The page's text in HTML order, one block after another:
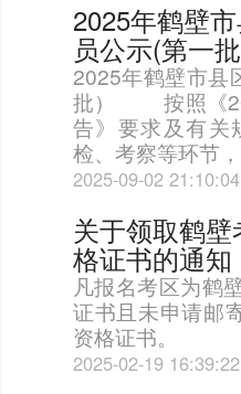
2025年鹤壁
员公示(第一
2025年鹤壁市县
批） 按照《
告》要求及有关
检、考察等环节
2025-09-02 21:10:04
关于领取鹤
格证书的通知
凡报名考区为鹤
证书且未申请邮
资格证书。
2025-02-19 16:39:22